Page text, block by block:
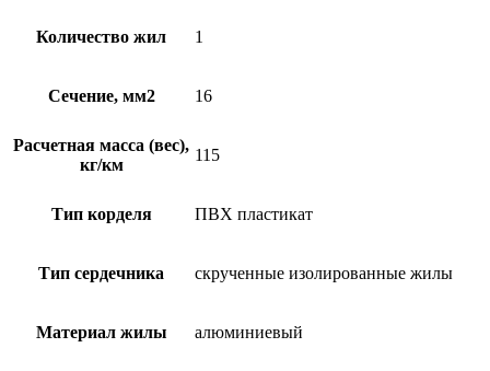
Количество жил 1
Сечение, мм2 16
Расчетная масса (вес),
кг/км
115
Тип корделя ПВХ пластикат
Тип сердечника скрученные изолированные жилы
Материал жилы алюминиевый